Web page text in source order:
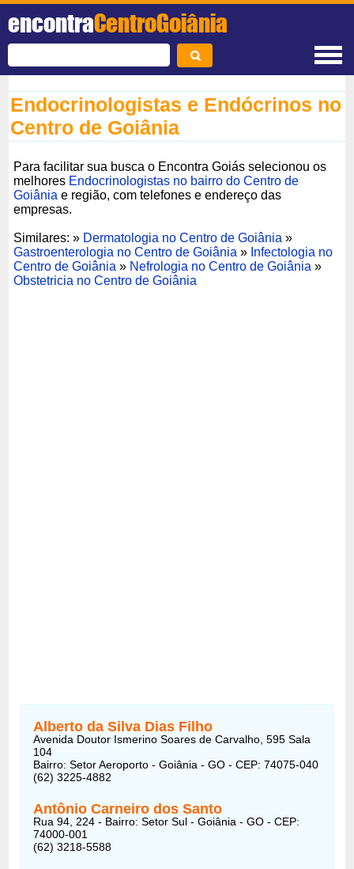
encontraCentroGoiânia
Endocrinologistas e Endócrinos no
Centro de Goiânia
Para facilitar sua busca o Encontra Goiás selecionou os
melhores Endocrinologistas no bairro do Centro de
Goiânia e região, com telefones e endereço das
empresas.
Similares: » Dermatologia no Centro de Goiânia »
Gastroenterologia no Centro de Goiânia » Infectologia no
Centro de Goiânia » Nefrologia no Centro de Goiânia »
Obstetricia no Centro de Goiânia
Alberto da Silva Dias Filho
Avenida Doutor Ismerino Soares de Carvalho, 595 Sala
104
Bairro: Setor Aeroporto - Goiânia - GO - CEP: 74075-040
(62) 3225-4882
Antônio Carneiro dos Santo
Rua 94, 224 - Bairro: Setor Sul - Goiânia - GO - CEP:
74000-001
(62) 3218-5588